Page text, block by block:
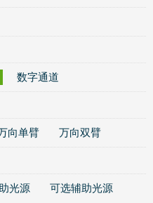
数字通道
向单臂 万向双臂
光源
可选辅助光源